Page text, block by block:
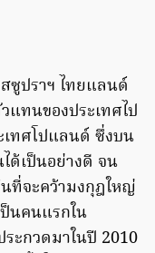
ซูปราฯ ไทยแลนด์
แทนของประเทศไป
ทศโปแลนด์ ซึ่งบน
ด้เป็นอย่างดี จน
ที่จะคว้ามงกุฎใหญ่
นคนแรกใน
ะกวดมาในปี 2010